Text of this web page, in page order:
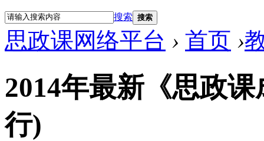
搜索 搜索
思政课网络平台 › 首页 ›
2014年最新《思政
行)